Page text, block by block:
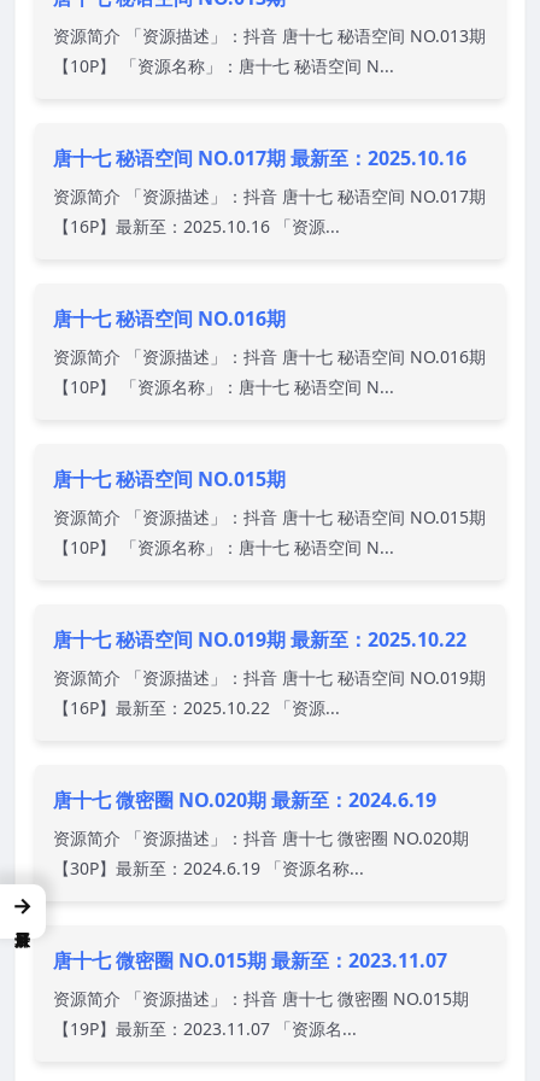
资源简介 「资源描述」：抖音 唐十七 秘语空间 NO.013期
【10P】 「资源名称」：唐十七 秘语空间 N...
唐十七 秘语空间 NO.017期 最新至：2025.10.16
资源简介 「资源描述」：抖音 唐十七 秘语空间 NO.017期
【16P】最新至：2025.10.16 「资源...
唐十七 秘语空间 NO.016期
资源简介 「资源描述」：抖音 唐十七 秘语空间 NO.016期
【10P】 「资源名称」：唐十七 秘语空间 N...
唐十七 秘语空间 NO.015期
资源简介 「资源描述」：抖音 唐十七 秘语空间 NO.015期
【10P】 「资源名称」：唐十七 秘语空间 N...
唐十七 秘语空间 NO.019期 最新至：2025.10.22
资源简介 「资源描述」：抖音 唐十七 秘语空间 NO.019期
【16P】最新至：2025.10.22 「资源...
唐十七 微密圈 NO.020期 最新至：2024.6.19
资源简介 「资源描述」：抖音 唐十七 微密圈 NO.020期
【30P】最新至：2024.6.19 「资源名称...
唐十七 微密圈 NO.015期 最新至：2023.11.07
资源简介 「资源描述」：抖音 唐十七 微密圈 NO.015期
【19P】最新至：2023.11.07 「资源名...
→